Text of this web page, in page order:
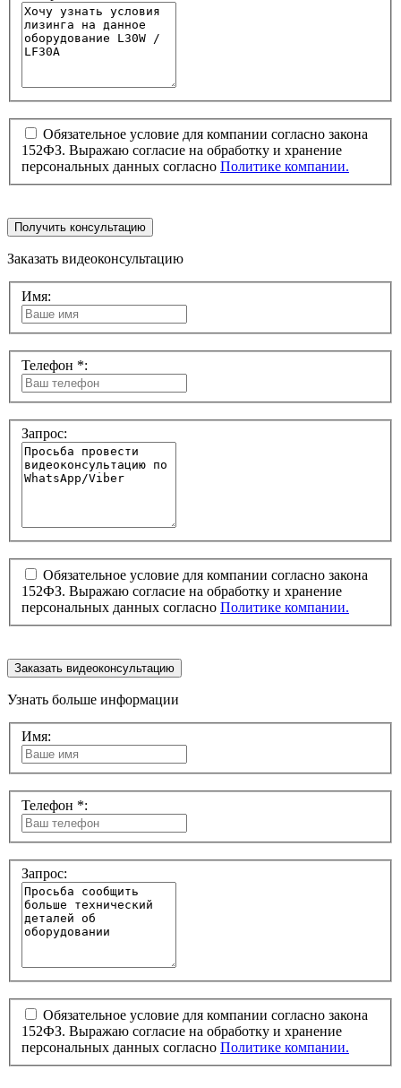
Обязательное условие для компании согласно закона
152ФЗ. Выражаю согласие на обработку и хранение
персональных данных согласно Политике компании.
Получить консультацию
Заказать видеоконсультацию
Имя:
Телефон *:
Запрос:
Обязательное условие для компании согласно закона
152ФЗ. Выражаю согласие на обработку и хранение
персональных данных согласно Политике компании.
Заказать видеоконсультацию
Узнать больше информации
Имя:
Телефон *:
Запрос:
Обязательное условие для компании согласно закона
152ФЗ. Выражаю согласие на обработку и хранение
персональных данных согласно Политике компании.